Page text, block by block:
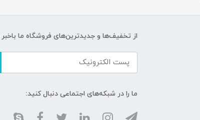
از تخفیف‌ها و جدیدترین‌های فروشگاه ما
ما را در شبکه‌های اجتماعی دنبال کنید: